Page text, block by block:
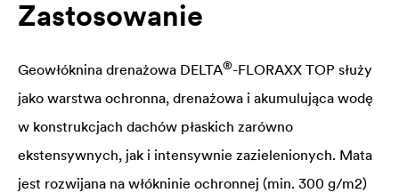
Zastosowanie
Geowłóknina drenażowa DELTA®-FLORAXX TOP służy
jako warstwa ochronna, drenażowa i akumulująca wodę
w konstrukcjach dachów płaskich zarówno
ekstensywnych, jak i intensywnie zazielenionych. Mata
jest rozwijana na włókninie ochronnej (min. 300 g/m2)